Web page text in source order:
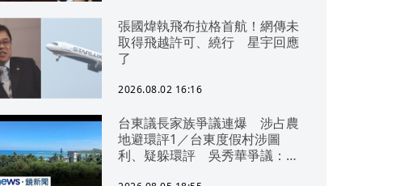
張國煒執飛布拉格首航！網傳未
取得飛越許可、繞行 星宇回應
了
2026.08.02 16:16
台東議長家族爭議連爆 涉占農
地避環評1／台東度假村涉圖
利、疑躲環評 吳秀華爭議：概